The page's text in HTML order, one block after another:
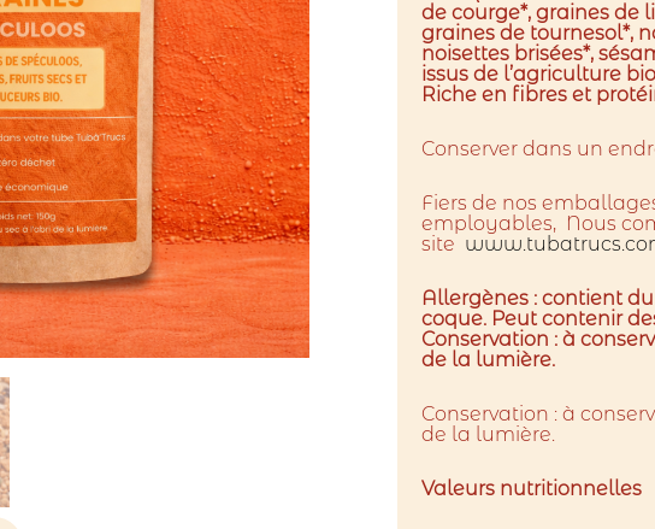
de courge*, graines de
graines de tournesol*,
noisettes brisées*,
issus de l’agriculture
Riche en fibres et
Conserver dans un
Fiers de nos
employables, Nous
site
Allergènes : contient
coque. Peut contenir
Conservation : à
de la lumière.
Conservation : à
de la lumière.
Valeurs nutritionnelles